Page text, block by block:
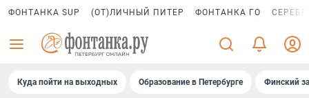
ФОНТАНКА SUP (ОТ)ЛИЧНЫЙ ПИТЕР ФОНТАНКА ГО
Куда пойти на выходных Образование в Петербурге Финский